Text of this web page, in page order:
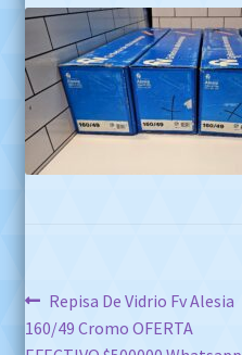
Navegación
Anterior:
Repisa De Vidrio Fv Alesia
160/49 Cromo OFERTA